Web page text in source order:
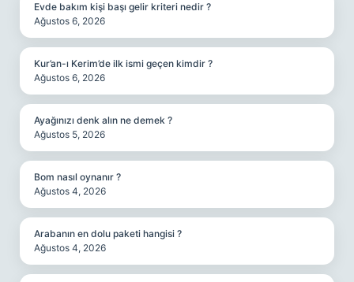
Evde bakım kişi başı gelir kriteri nedir ?
Ağustos 6, 2026
Kur’an-ı Kerim’de ilk ismi geçen kimdir ?
Ağustos 6, 2026
Ayağınızı denk alın ne demek ?
Ağustos 5, 2026
Bom nasıl oynanır ?
Ağustos 4, 2026
Arabanın en dolu paketi hangisi ?
Ağustos 4, 2026